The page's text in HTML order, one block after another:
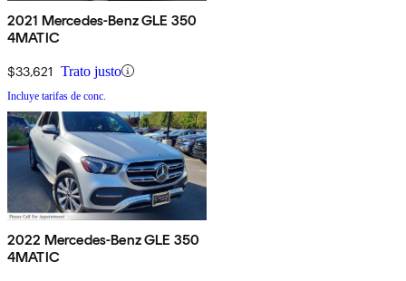
2021 Mercedes-Benz GLE 350
4MATIC
$33,621 Trato justo
Incluye tarifas de conc.
2022 Mercedes-Benz GLE 350
4MATIC